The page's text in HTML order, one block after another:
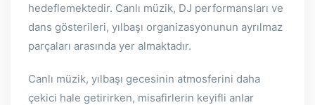
hedeflemektedir. Canlı müzik, DJ performansları ve
dans gösterileri, yılbaşı organizasyonunun ayrılmaz
parçaları arasında yer almaktadır.
Canlı müzik, yılbaşı gecesinin atmosferini daha
çekici hale getirirken, misafirlerin keyifli anlar